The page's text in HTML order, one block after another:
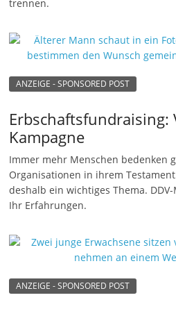
trennen.
ANZEIGE - SPONSORED POST
Kampagne
Immer mehr Menschen bedenken
Organisationen in ihrem
deshalb ein wichtiges Thema.
Ihr Erfahrungen.
ANZEIGE - SPONSORED POST